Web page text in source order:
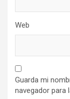
Web
Guarda mi
navegador para